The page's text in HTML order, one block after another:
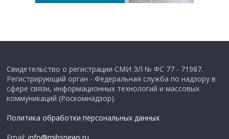
Свидетельство о регистрации СМИ ЭЛ № ФС 77 - 71987.
Регистрирующий орган - Федеральная служба по надзору в
сфере связи, информационных технологий и массовых
коммуникаций (Роскомнадзор).
Политика обработки персональных данных